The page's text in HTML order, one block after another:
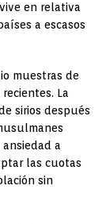
en relativa
a escasos
muestras de
La
sirios después
a
las cuotas
sin